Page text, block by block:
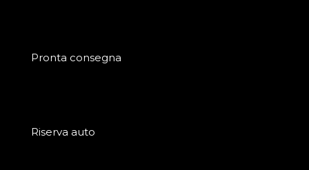
Pronta consegna
Riserva auto